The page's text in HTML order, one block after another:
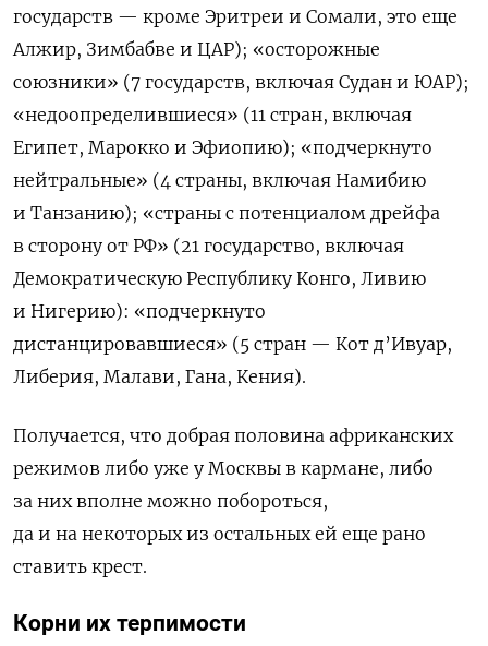
государств — кроме Эритреи и Сомали, это еще
Алжир, Зимбабве и ЦАР); «осторожные
союзники» (7 государств, включая Судан и ЮАР);
«недоопределившиеся» (11 стран, включая
Египет, Марокко и Эфиопию); «подчеркнуто
нейтральные» (4 страны, включая Намибию
и Танзанию); «страны с потенциалом дрейфа
в сторону от РФ» (21 государство, включая
Демократическую Республику Конго, Ливию
и Нигерию): «подчеркнуто
дистанцировавшиеся» (5 стран — Кот д’Ивуар,
Либерия, Малави, Гана, Кения).
Получается, что добрая половина африканских
режимов либо уже у Москвы в кармане, либо
за них вполне можно побороться,
да и на некоторых из остальных ей еще рано
ставить крест.
Корни их терпимости